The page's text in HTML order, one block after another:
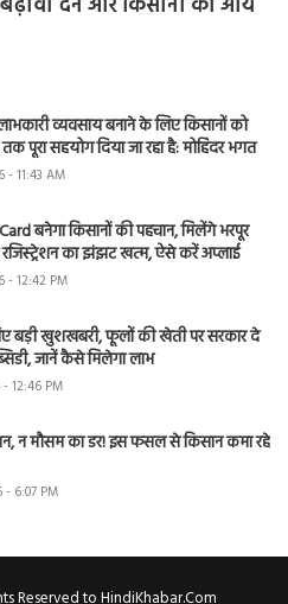
व्यवसाय बनाने के लिए किसानों को
पूरा सहयोग दिया जा रहा है: मोहिंदर भगत
- 11:43 AM
बनेगा किसानों की पहचान, मिलेंगे भरपूर
रजिस्ट्रेशन का झंझट खत्म, ऐसे करें अप्लाई
- 12:42 PM
बड़ी खुशखबरी, फूलों की खेती पर सरकार दे
जानें कैसे मिलेगा लाभ
12:46 PM
न मौसम का डर! इस फसल से किसान कमा रहे
- 6:07 PM
Reserved to HindiKhabar.Com